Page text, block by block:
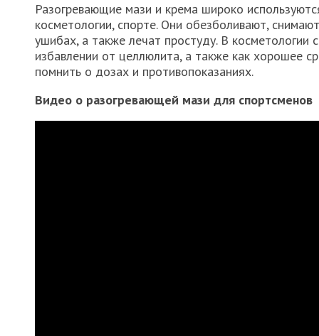
Разогревающие мази и крема широко
косметологии, спорте. Они обезболивают,
ушибах, а также лечат простуду. В косметологии
избавлении от целлюлита, а также как хорошее
помнить о дозах и противопоказаниях.
Видео о разогревающей мази для спортсменов